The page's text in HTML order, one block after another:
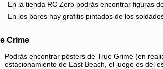
En la tienda RC Zero podrás encontrar figuras
En los bares hay grafitis pintados de los
Crime
Podrás encontrar pósters de True Grime (en
estacionamiento de East Beach, el juego es del